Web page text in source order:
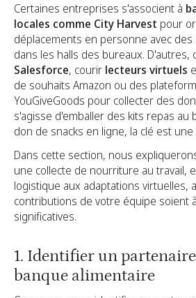
Certaines entreprises s'associent à
locales comme City Harvest pour
déplacements en personne avec des
dans les halls des bureaux. D'autres,
Salesforce, courir lecteurs virtuels
de souhaits Amazon ou des
YouGiveGoods pour collecter des
s'agisse d'emballer des kits repas au
don de snacks en ligne, la clé est
Dans cette section, nous
une collecte de nourriture au travail,
logistique aux adaptations virtuelles,
contributions de votre équipe soient
significatives.
1. Identifier un
banque alimentaire